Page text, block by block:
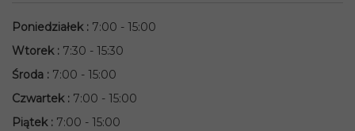
Poniedziałek: 7:00 - 15:00
Wtorek: 7:30 - 15:30
Środa : 7:00 - 15:00
Czwartek: 7:00 - 15:00
Piątek: 7:00 - 15:00